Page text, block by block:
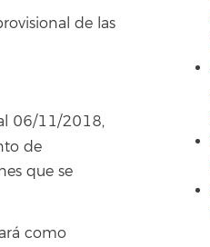
de las
06/11/2018,
de
que se
como